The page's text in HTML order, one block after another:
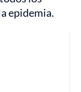
epidemia.